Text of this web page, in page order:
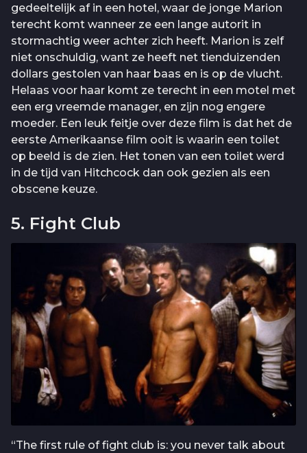
gedeeltelijk af in een hotel, waar de jonge Marion
terecht komt wanneer ze een lange autorit in
stormachtig weer achter zich heeft. Marion is zelf
niet onschuldig, want ze heeft net tienduizenden
dollars gestolen van haar baas en is op de vlucht.
Helaas voor haar komt ze terecht in een motel met
een erg vreemde manager, en zijn nog engere
moeder. Een leuk feitje over deze film is dat het de
eerste Amerikaanse film ooit is waarin een toilet
op beeld is de zien. Het tonen van een toilet werd
in de tijd van Hitchcock dan ook gezien als een
obscene keuze.
5. Fight Club
“The first rule of fight club is: you never talk about